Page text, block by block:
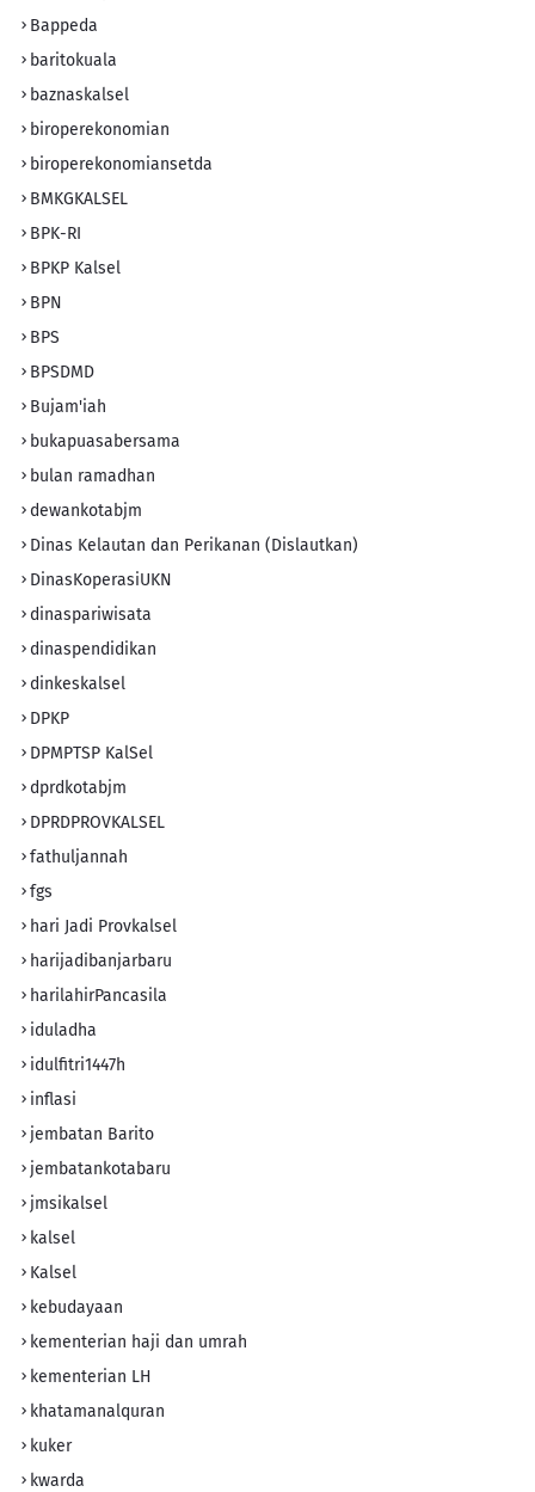
Bappeda
baritokuala
baznaskalsel
biroperekonomian
biroperekonomiansetda
BMKGKALSEL
BPK-RI
BPKP Kalsel
BPN
BPS
BPSDMD
Bujam'iah
bukapuasabersama
bulan ramadhan
dewankotabjm
Dinas Kelautan dan Perikanan (Dislautkan)
DinasKoperasiUKN
dinaspariwisata
dinaspendidikan
dinkeskalsel
DPKP
DPMPTSP KalSel
dprdkotabjm
DPRDPROVKALSEL
fathuljannah
fgs
hari Jadi Provkalsel
harijadibanjarbaru
harilahirPancasila
iduladha
idulfitri1447h
inflasi
jembatan Barito
jembatankotabaru
jmsikalsel
kalsel
Kalsel
kebudayaan
kementerian haji dan umrah
kementerian LH
khatamanalquran
kuker
kwarda